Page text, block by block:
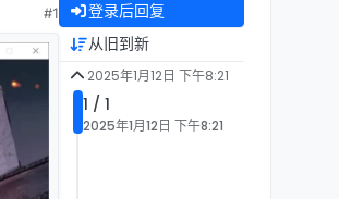
#1 登录后回复
从旧到新
2025年1月12日 下午8:21
1 / 1
2025年1月12日 下午8:21